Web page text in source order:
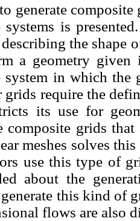
generate
systems is
the shape
a geometry given
system in which
grids require the
its use for
composite grids
meshes solves
use this type of
about the
this kind of
flows are also